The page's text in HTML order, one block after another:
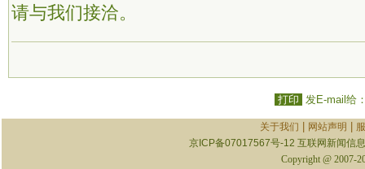
请与我们接洽。
打印 发E-mail给
关于我们 网站声明
京ICP备07017567号-12 互联网新闻信
Copyright @ 2007-